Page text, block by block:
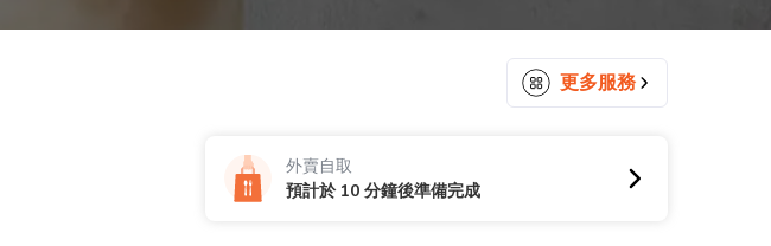
更多服務
外賣自取
預計於 10 分鐘後準備完成